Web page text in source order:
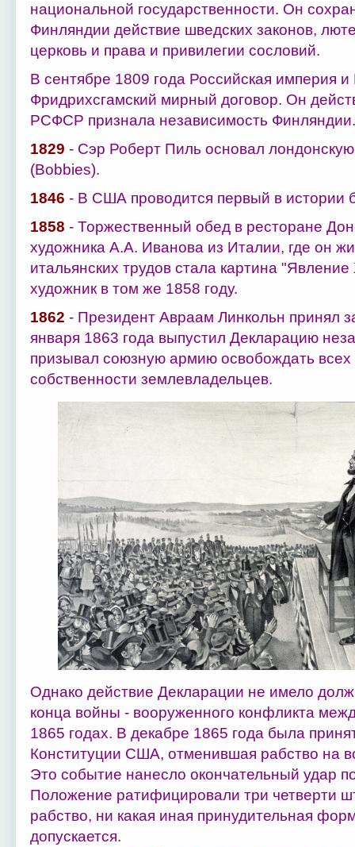
национальной государственности. Он
Финляндии действие шведских законов,
церковь и права и привилегии сословий.
В сентябре 1809 года Российская империя
Фридрихсгамский мирный договор. Он
РСФСР признала независимость Финляндии.
1829 - Сэр Роберт Пиль основал
(Bobbies).
1846 - В США проводится первый в истории
1858 - Торжественный обед в ресторане
художника А.А. Иванова из Италии, где он
итальянских трудов стала картина
художник в том же 1858 году.
1862 - Президент Авраам Линкольн принял
января 1863 года выпустил Декларацию
призывал союзную армию освобождать
собственности землевладельцев.
Однако действие Декларации не имело
конца войны - вооруженного конфликта
1865 годах. В декабре 1865 года была
Конституции США, отменившая рабство на
Это событие нанесло окончательный удар
Положение ратифицировали три четверти
рабство, ни какая иная принудительная
допускается.